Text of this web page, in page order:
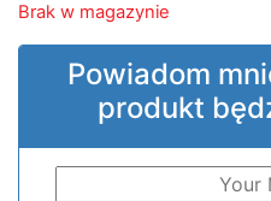
Brak w magazynie
Powiadom
produkt